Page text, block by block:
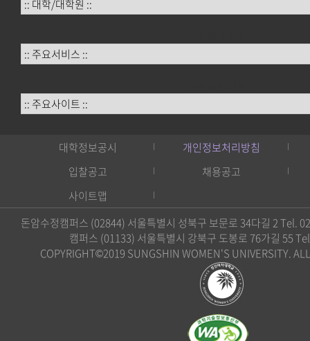
대학정보공시
개인정보처리방침
입찰공고
채용공고
사이트맵
돈암수정캠퍼스 (02844) 서울특별시 성북구 보문로 34다길 2 Tel.
캠퍼스 (01133) 서울특별시 강북구 도봉로 76가길 55
COPYRIGHT©2019 SUNGSHIN WOMEN'S UNIVERSITY.